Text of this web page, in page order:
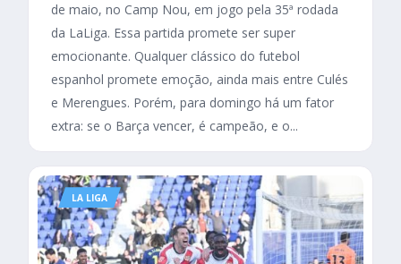
de maio, no Camp Nou, em jogo pela 35ª rodada
da LaLiga. Essa partida promete ser super
emocionante. Qualquer clássico do futebol
espanhol promete emoção, ainda mais entre Culés
e Merengues. Porém, para domingo há um fator
extra: se o Barça vencer, é campeão, e o...
LA LIGA